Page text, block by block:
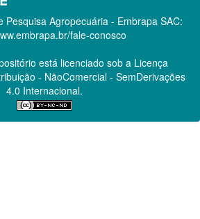
Pesquisa Agropecuária - Embrapa SAC:
fale-conosco
está licenciado sob a Licença
- NãoComercial - SemDerivações
4.0 Internacional.